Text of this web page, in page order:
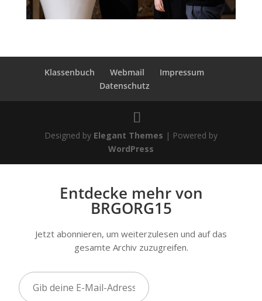
Klassenbuch Webmail
Impressum
Datenschutz
Designed by Elegant Themes | Powered by
WordPress
Entdecke mehr von
BRGORG15
Jetzt abonnieren, um weiterzulesen und auf das
gesamte Archiv zuzugreifen.
Gib
deine